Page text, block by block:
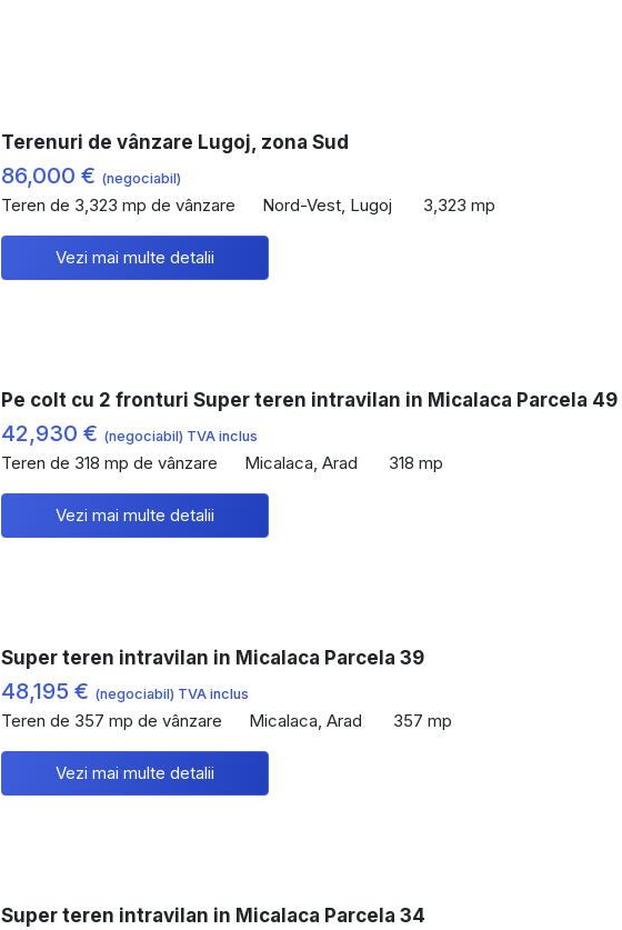
Terenuri de vânzare Lugoj, zona Sud
86,000 € (negociabil)
Teren de 3,323 mp de vânzare Nord-Vest, Lugoj 3,323 mp
Vezi mai multe detalii
Pe colt cu 2 fronturi Super teren intravilan in Micalaca Parcela 49
42,930 € (negociabil) TVA inclus
Teren de 318 mp de vânzare Micalaca, Arad 318 mp
Vezi mai multe detalii
Super teren intravilan in Micalaca Parcela 39
48,195 € (negociabil) TVA inclus
Teren de 357 mp de vânzare Micalaca, Arad 357 mp
Vezi mai multe detalii
Super teren intravilan in Micalaca Parcela 34